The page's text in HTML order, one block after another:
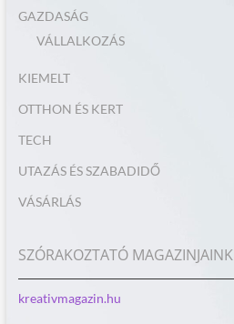
GAZDASÁG
VÁLLALKOZÁS
KIEMELT
OTTHON ÉS KERT
TECH
UTAZÁS ÉS SZABADIDŐ
VÁSÁRLÁS
SZÓRAKOZTATÓ MAGAZINJAINK
kreativmagazin.hu